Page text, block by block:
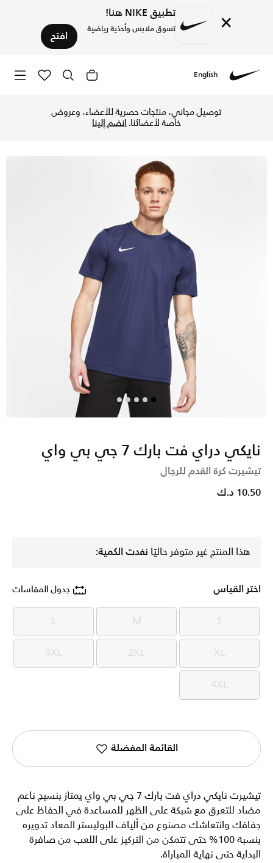
× تطبيق NIKE هنا!
تسوق ملابس وأحذية رياضية افتح
English
توصيل مجاني، منتجات حصرية للأعضاء، وعروض
خاصة لأعضائنا.انضم إلينا
نايكي دراي فت بارك 7 جي بي واي
تيشيرت كرة القدم للرجال
10.50 د.ك
هذا المنتج غير متوفر حاليًا نفدت الكمية:
اختر القياس جدول المقاسات
S
S
M
M
L
L
XL
XL
2XL
2XL
3XL
3XL
4XL
4XL
القائمة المفضلة
تيشيرت نايكي دراي فت بارك 7 جي بي واي يمتاز بنسيج ناعم
مضاد للتعرق مع شبكة على الظهر للمساعدة في الحفاظ على
جفافك وانتعاشك مصنوع من ألياف البوليستر المعاد تدويره
بنسبة 100% حتى تتمكن من التركيز على اللعب من صافرة
البداية حتى نهاية المباراة.